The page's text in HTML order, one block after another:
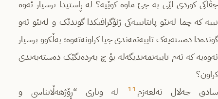
جڤاکی کوردی لێی بە جێ ماوە کوێیە؟ لە ڕاستیدا پرسیار ئەوە
نییە کە چما لەنێو پانتایییەکی ژئۆگرافیکدا گوندێک و لەنێو ئەو
گوندەدا دەستەیەک تایبەتمەندی جیا کراونەتەوە؛ بەڵکوو پرسیار
ئەوەیە کە ئەم تایبەتمەندیگەلە بۆ چ بەردەنگێک دەستەبەندی
کراون؟
سادق جەلال ئەلعەزم11
لە وتاری “ڕۆژهەڵاتناسی و